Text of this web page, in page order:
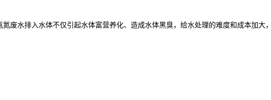
废水排入水体不仅引起水体富营养化、造成水体黑臭，给水处理的难度和成本加大